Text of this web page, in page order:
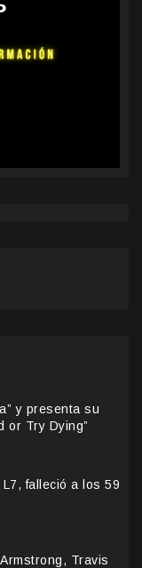
y presenta su
or Try Dying”
falleció a los 59
Travis